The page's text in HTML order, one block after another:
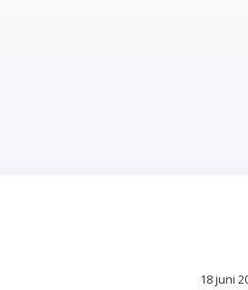
18 juni